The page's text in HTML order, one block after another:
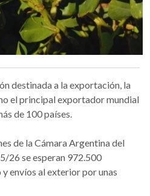
destinada a la exportación, la
el principal exportador mundial
de 100 países.
de la Cámara Argentina del
26 se esperan 972.500
envíos al exterior por unas